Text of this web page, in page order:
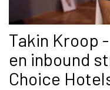
Takin Kroop
en inbound
Choice